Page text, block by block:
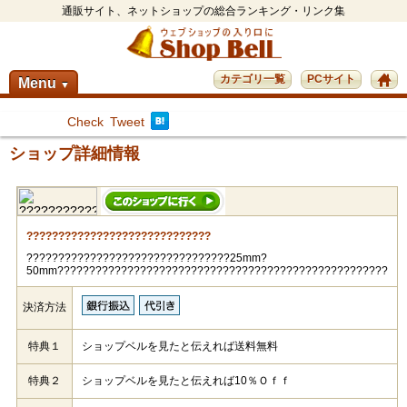
通販サイト、ネットショップの総合ランキング・リンク集
Menu ▼ PCサイト
カテゴリ一覧
Check Tweet
ショップ詳細情報
?????????????????????????????
????????????????????????????????25mm?
50mm????????????????????????????????????????????????????
決済方法
特典１ ショップベルを見たと伝えれば送料無料
特典２ ショップベルを見たと伝えれば10％Ｏｆｆ